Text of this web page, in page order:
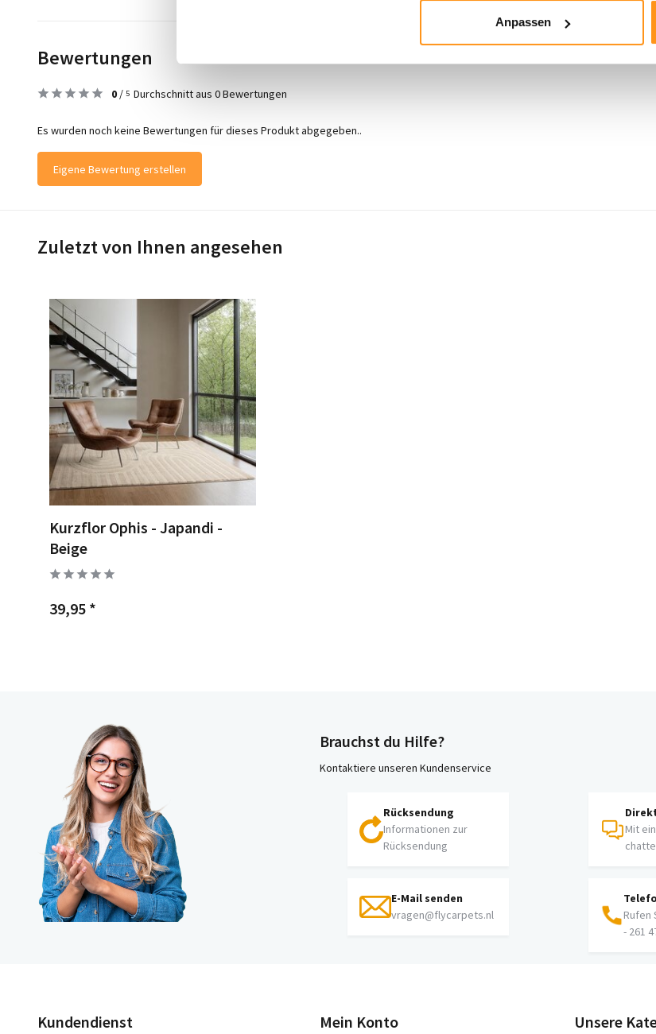
Anpassen
Bewertungen
0 / 5 Durchschnitt aus 0 Bewertungen
Es wurden noch keine Bewertungen für dieses Produkt abgegeben..
Eigene Bewertung erstellen
Zuletzt von Ihnen angesehen
Kurzflor Ophis - Japandi -
Beige
39,95 *
Brauchst du Hilfe?
Kontaktiere unseren Kundenservice
Rücksendung
Informationen zur
Rücksendung
Mit
E-Mail senden
vragen@flycarpets.nl
Rufen
- 261
Kundendienst Mein Konto Unsere